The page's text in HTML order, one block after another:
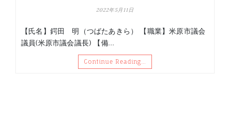
2022年5月11日
【氏名】鍔田 明（つばたあきら） 【職業】米原市議会
議員(米原市議会議長) 【備…
Continue Reading…